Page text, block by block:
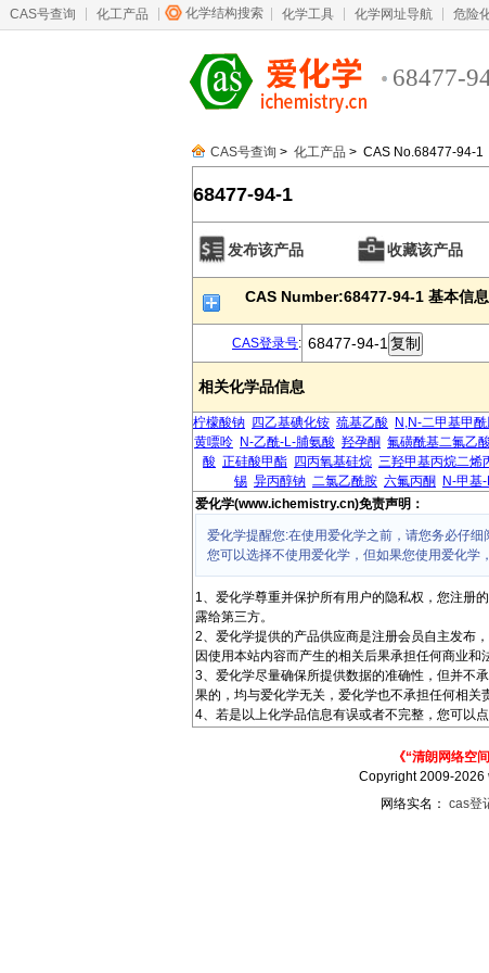
CAS号查询 化工产品 化学结构搜索 化学工具 化学网址导航 危险
68477-
CAS号查询 > 化工产品 > CAS No.68477-94-1
68477-94-1
发布该产品 收藏该产品
CAS Number:68477-94-1 基本信息
CAS登录号: 68477-94-1
相关化学品信息
柠檬酸钠 四乙基碘化铵 巯基乙酸 N,N-二甲基甲
黄嘌呤 N-乙酰-L-脯氨酸 羟孕酮 氟磺酰基二氟乙
酸 正硅酸甲酯 四丙氧基硅烷 三羟甲基丙烷二烯
锡 异丙醇钠 二氯乙酰胺 六氟丙酮 N-甲基
爱化学(www.ichemistry.cn)免责声明：
爱化学提醒您:在使用爱化学之前，请您务必仔细
您可以选择不使用爱化学，但如果您使用爱化学
1、爱化学尊重并保护所有用户的隐私权，您注册
露给第三方。
2、爱化学提供的产品供应商是注册会员自主发布
因使用本站内容而产生的相关后果承担任何商业和
3、爱化学尽量确保所提供数据的准确性，但并不
果的，均与爱化学无关，爱化学也不承担任何相关
4、若是以上化学品信息有误或者不完整，您可以点
《“清朗网络空
Copyright 2009-2026
网络实名： cas登